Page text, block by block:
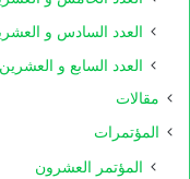
العدد السادس و
العدد السابع و العشرين
مقالات
المؤتمرات
المؤتمر العشرون